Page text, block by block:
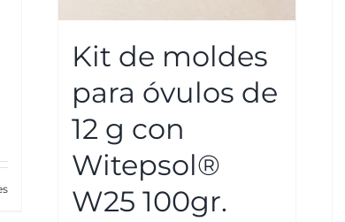
Kit de moldes
para óvulos de
12 g con
Witepsol®
W25 100gr.